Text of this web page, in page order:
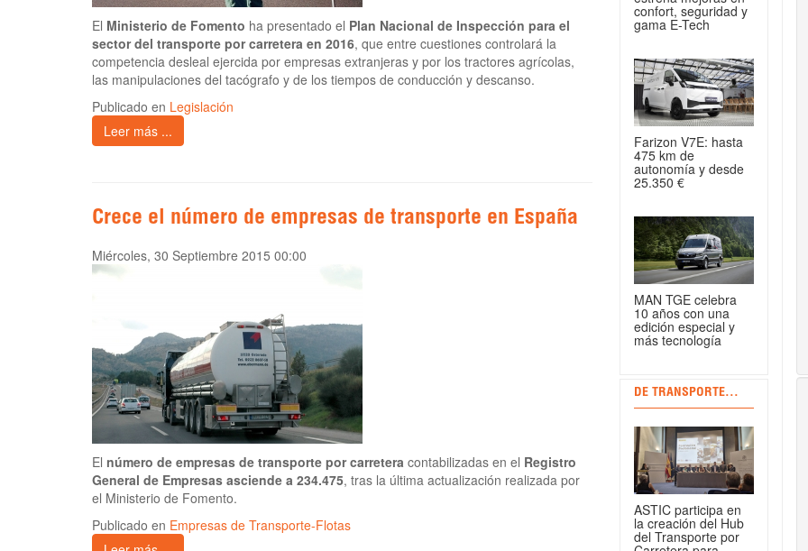
El Ministerio de Fomento ha presentado el Plan Nacional de Inspección para el
sector del transporte por carretera en 2016, que entre cuestiones controlará la
competencia desleal ejercida por empresas extranjeras y por los tractores agrícolas,
las manipulaciones del tacógrafo y de los tiempos de conducción y descanso.
Publicado en Legislación
Leer más ...
Crece el número de empresas de transporte en España
Miércoles, 30 Septiembre 2015 00:00
El número de empresas de transporte por carretera contabilizadas en el Registro
General de Empresas asciende a 234.475, tras la última actualización realizada por
el Ministerio de Fomento.
Publicado en Empresas de Transporte-Flotas
confort, seguridad y
gama E-Tech
Farizon V7E: hasta
475 km de
autonomía y desde
25.350 €
MAN TGE celebra
10 años con una
edición especial y
más tecnología
DE TRANSPORTE...
ASTIC participa en
la creación del Hub
del Transporte por